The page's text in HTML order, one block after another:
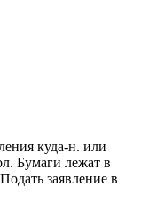
куда-н. или
Бумаги лежат в
заявление в